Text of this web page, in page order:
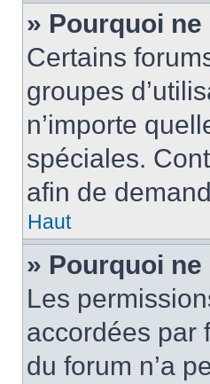
» Pourquoi
Certains
groupes
n’importe
spéciales.
afin de
Haut
» Pourquoi
Les
accordées par
du forum n’a